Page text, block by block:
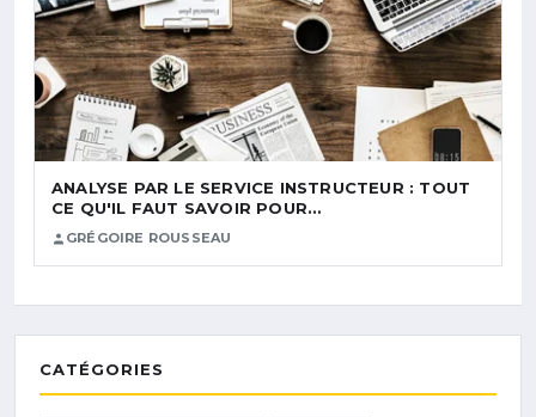
ANALYSE PAR LE SERVICE INSTRUCTEUR : TOUT
CE QU'IL FAUT SAVOIR POUR…
GRÉGOIRE ROUSSEAU
CATÉGORIES